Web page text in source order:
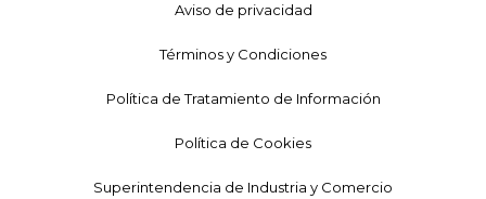
Aviso de privacidad
Términos y Condiciones
Política de Tratamiento de Información
Política de Cookies
Superintendencia de Industria y Comercio